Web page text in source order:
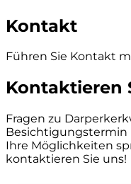
Kontakt
Führen Sie Kontakt
Kontaktieren
Fragen zu
Besichtigungstermin
Ihre Möglichkeiten
kontaktieren Sie uns!